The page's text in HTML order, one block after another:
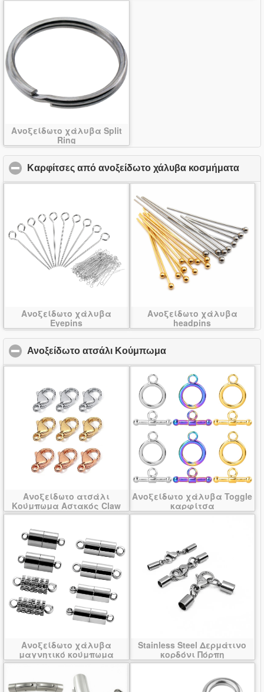
Ανοξείδωτο χάλυβα Split
Ring
Καρφίτσες από ανοξείδωτο χάλυβα κοσμήματα
Ανοξείδωτο χάλυβα
Eyepins
Ανοξείδωτο χάλυβα
headpins
Ανοξείδωτο ατσάλι Κούμπωμα
Ανοξείδωτο ατσάλι
Κούμπωμα Αστακός Claw
Ανοξείδωτο χάλυβα Toggle
καρφίτσα
Ανοξείδωτο χάλυβα
μαγνητικό κούμπωμα
Stainless Steel Δερμάτινο
κορδόνι Πόρπη